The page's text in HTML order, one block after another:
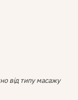
від типу масажу